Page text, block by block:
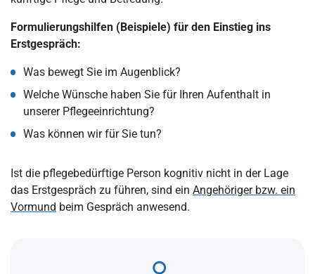
Formulierungshilfen (Beispiele) für den Einstieg ins
Erstgespräch:
Was bewegt Sie im Augenblick?
Welche Wünsche haben Sie für Ihren Aufenthalt in
unserer Pflegeeinrichtung?
Was können wir für Sie tun?
Ist die pflegebedürftige Person kognitiv nicht in der Lage
das Erstgespräch zu führen, sind ein Angehöriger bzw. ein
Vormund beim Gespräch anwesend.